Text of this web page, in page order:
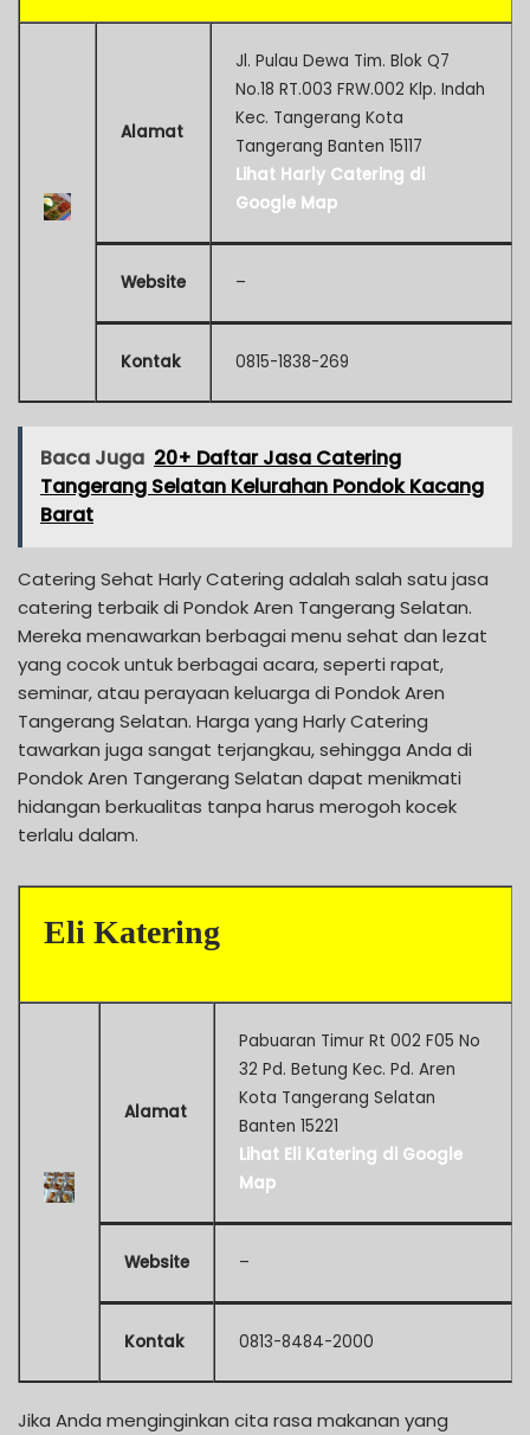
Alamat
Jl. Pulau Dewa Tim. Blok Q7
No.18 RT.003 FRW.002 Klp. Indah
Kec. Tangerang Kota
Tangerang Banten 15117
Lihat Harly Catering di
Google Map
Website –
Kontak 0815-1838-269
Baca Juga 20+ Daftar Jasa Catering
Tangerang Selatan Kelurahan Pondok Kacang
Barat
Catering Sehat Harly Catering adalah salah satu jasa
catering terbaik di Pondok Aren Tangerang Selatan.
Mereka menawarkan berbagai menu sehat dan lezat
yang cocok untuk berbagai acara, seperti rapat,
seminar, atau perayaan keluarga di Pondok Aren
Tangerang Selatan. Harga yang Harly Catering
tawarkan juga sangat terjangkau, sehingga Anda di
Pondok Aren Tangerang Selatan dapat menikmati
hidangan berkualitas tanpa harus merogoh kocek
terlalu dalam.
Eli Katering
Alamat
Pabuaran Timur Rt 002 F05 No
32 Pd. Betung Kec. Pd. Aren
Kota Tangerang Selatan
Banten 15221
Lihat Eli Katering di Google
Map
Website –
Kontak 0813-8484-2000
Jika Anda menginginkan cita rasa makanan yang